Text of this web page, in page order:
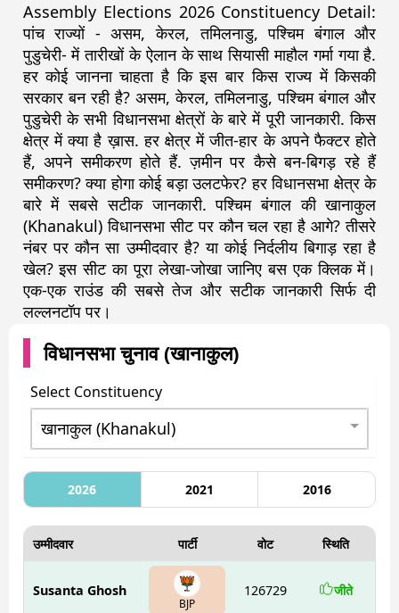
Assembly Elections 2026 Constituency Detail:
पांच राज्यों - असम, केरल, तमिलनाडु, पश्चिम बंगाल और
पुडुचेरी- में तारीखों के ऐलान के साथ सियासी माहौल गर्मा गया है.
हर कोई जानना चाहता है कि इस बार किस राज्य में किसकी
सरकार बन रही है? असम, केरल, तमिलनाडु, पश्चिम बंगाल और
पुडुचेरी के सभी विधानसभा क्षेत्रों के बारे में पूरी जानकारी. किस
क्षेत्र में क्या है ख़ास. हर क्षेत्र में जीत-हार के अपने फैक्टर होते
हैं, अपने समीकरण होते हैं. ज़मीन पर कैसे बन-बिगड़ रहे हैं
समीकरण? क्या होगा कोई बड़ा उलटफेर? हर विधानसभा क्षेत्र के
बारे में सबसे सटीक जानकारी. पश्चिम बंगाल की खानाकुल
(Khanakul) विधानसभा सीट पर कौन चल रहा है आगे? तीसरे
नंबर पर कौन सा उम्मीदवार है? या कोई निर्दलीय बिगाड़ रहा है
खेल? इस सीट का पूरा लेखा-जोखा जानिए बस एक क्लिक में।
एक-एक राउंड की सबसे तेज और सटीक जानकारी सिर्फ दी
लल्लनटॉप पर।
विधानसभा चुनाव (खानाकुल)
Select Constituency
2026 2021 2016
उम्मीदवार पार्टी वोट स्थिति
Susanta Ghosh
BJP
126729 जीते